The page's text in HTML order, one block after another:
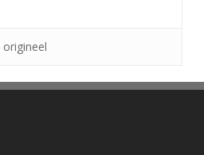
origineel